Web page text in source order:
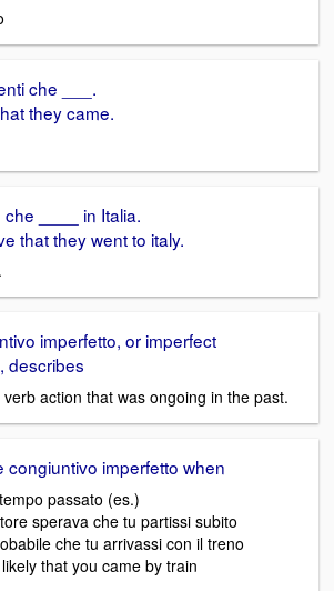
che ___.
they came.
____ in Italia.
that they went to italy.
imperfetto, or imperfect
describes
action that was ongoing in the past.
congiuntivo imperfetto when
passato (es.)
sperava che tu partissi subito
che tu arrivassi con il treno
that you came by train